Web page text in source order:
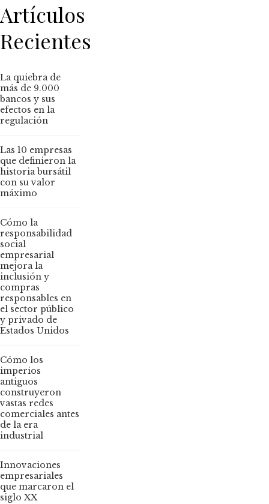
Artículos
Recientes
La quiebra de
más de 9.000
bancos y sus
efectos en la
regulación
Las 10 empresas
que definieron la
historia bursátil
con su valor
máximo
Cómo la
responsabilidad
social
empresarial
mejora la
inclusión y
compras
responsables en
el sector público
y privado de
Estados Unidos
Cómo los
imperios
antiguos
construyeron
vastas redes
comerciales antes
de la era
industrial
Innovaciones
empresariales
que marcaron el
siglo XX